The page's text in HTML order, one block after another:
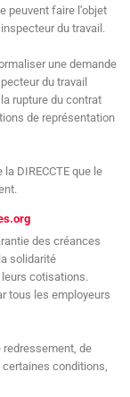
peuvent faire l’objet
du travail.
une demande
du travail
rupture du contrat
de représentation
la DIRECCTE que le
des créances
solidarité
cotisations.
tous les employeurs
redressement, de
certaines conditions,